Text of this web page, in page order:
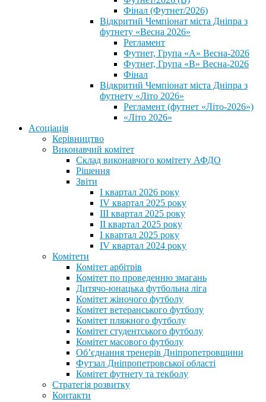
Фінал (Футнет/2026)
Відкритий Чемпіонат міста Дніпра з
футнету «Весна 2026»
Регламент
Футнет, Група «А» Весна-2026
Футнет, Група «В» Весна-2026
Фінал
Відкритий Чемпіонат міста Дніпра з
футнету «Літо 2026»
Регламент (футнет «Літо-2026»)
«Літо 2026»
Асоціація
Керівництво
Виконавчий комітет
Склад виконавчого комітету АФДО
Рішення
Звіти
I квартал 2026 року
IV квартал 2025 року
III квартал 2025 року
II квартал 2025 року
I квартал 2025 року
IV квартал 2024 року
Комітети
Комітет арбітрів
Комітет по проведенню змагань
Дитячо-юнацька футбольна ліга
Комітет жіночого футболу
Комітет ветеранського футболу
Комітет пляжного футболу
Комітет студентського футболу
Комітет масового футболу
Обʼєднання тренерів Дніпропетровщини
Футзал Дніпропетровської області
Комітет футнету та текболу
Стратегія розвитку
Контакти